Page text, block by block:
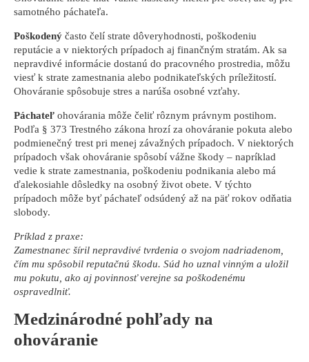
samotného páchateľa.
Poškodený často čelí strate dôveryhodnosti, poškodeniu
reputácie a v niektorých prípadoch aj finančným stratám. Ak sa
nepravdivé informácie dostanú do pracovného prostredia, môžu
viesť k strate zamestnania alebo podnikateľských príležitostí.
Ohováranie spôsobuje stres a narúša osobné vzťahy.
Páchateľ ohovárania môže čeliť rôznym právnym postihom.
Podľa § 373 Trestného zákona hrozí za ohováranie pokuta alebo
podmienečný trest pri menej závažných prípadoch. V niektorých
prípadoch však ohováranie spôsobí vážne škody – napríklad
vedie k strate zamestnania, poškodeniu podnikania alebo má
ďalekosiahle dôsledky na osobný život obete. V týchto
prípadoch môže byť páchateľ odsúdený až na päť rokov odňatia
slobody.
Príklad z praxe:
Zamestnanec šíril nepravdivé tvrdenia o svojom nadriadenom,
čím mu spôsobil reputačnú škodu. Súd ho uznal vinným a uložil
mu pokutu, ako aj povinnosť verejne sa poškodenému
ospravedlniť.
Medzinárodné pohľady na
ohováranie